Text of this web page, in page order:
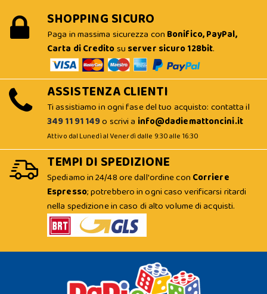
SHOPPING SICURO
Paga in massima sicurezza con Bonifico, PayPal,
Carta di Creditosu server sicuro 128bit.
ASSISTENZA CLIENTI
Ti assistiamo in ogni fase del tuo acquisto: contatta il
349 11 91 149o scrivi a info@dadiemattoncini.it
Attivo dal Lunedì al Venerdì dalle 9:30 alle 16:30
TEMPI DI SPEDIZIONE
Spediamo in 24/48 ore dall'ordine con Corriere
Espresso; potrebbero in ogni caso verificarsi ritardi
nella spedizione in caso di alto volume di acquisti.